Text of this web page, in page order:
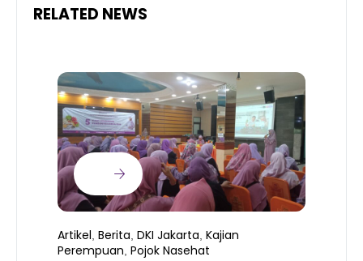
RELATED NEWS
Artikel Berita DKI Jakarta Kajian
Perempuan Pojok Nasehat